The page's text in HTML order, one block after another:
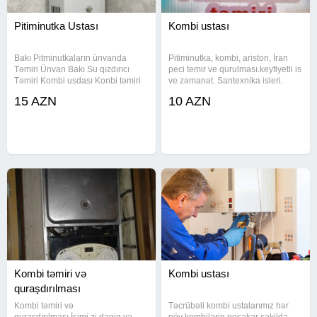
Pitiminutka Ustası
Bakı Pitminutkaların ünvanda
Təmiri Ünvan Bakı Su qızdırıcı
Təmiri Kombi usdası Konbi təmiri
Su qizdirici usdasi Su qizdiricisi
15 AZN
Kombi ustası
Pitiminutka, kombi, ariston, İran
peci temir ve qurulması.keyfiyetli is
ve zəmanət. Santexnika isleri.
10 AZN
Kombi təmiri və
quraşdırılması
Kombi təmiri və
Kombi ustası
Təcrübəli kombi ustalarımız hər